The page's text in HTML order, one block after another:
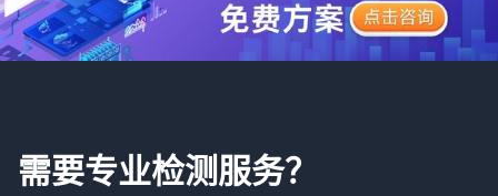
需要专业检测服务？